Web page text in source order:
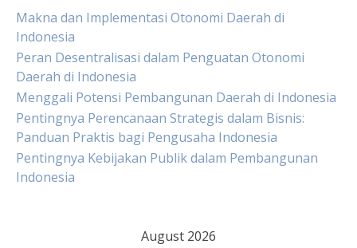
Makna dan Implementasi Otonomi Daerah di
Indonesia
Peran Desentralisasi dalam Penguatan Otonomi
Daerah di Indonesia
Menggali Potensi Pembangunan Daerah di Indonesia
Pentingnya Perencanaan Strategis dalam Bisnis:
Panduan Praktis bagi Pengusaha Indonesia
Pentingnya Kebijakan Publik dalam Pembangunan
Indonesia
August 2026